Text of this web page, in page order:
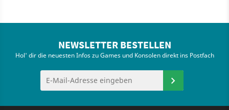
NEWSLETTER BESTELLEN
Hol' dir die neuesten Infos zu Games und Konsolen direkt ins Postfach